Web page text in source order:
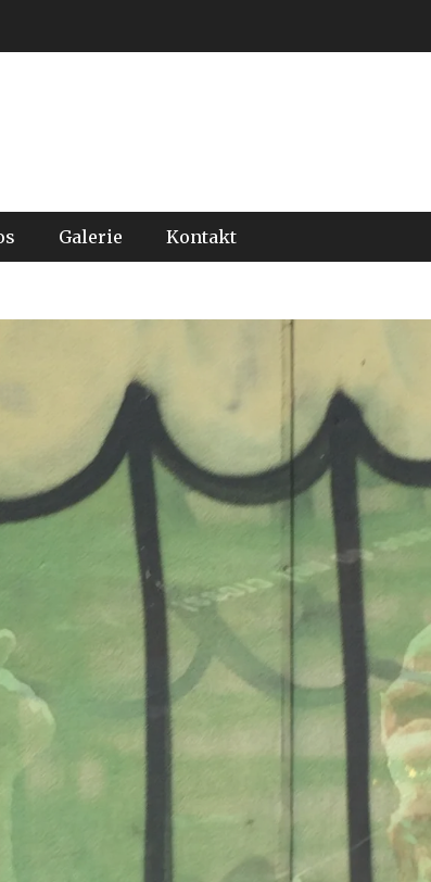
Galerie Kontakt
Spanien vs
zeitung/
migration-in-
Löw